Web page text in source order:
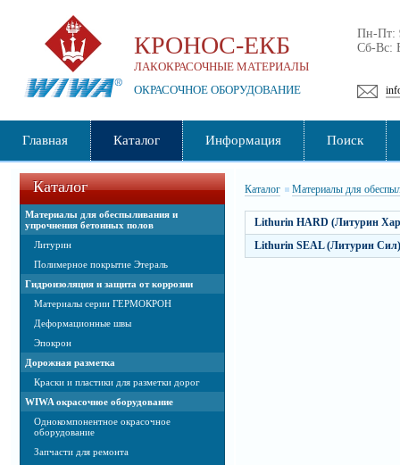
КРОНОС-ЕКБ
ЛАКОКРАСОЧНЫЕ МАТЕРИАЛЫ
ОКРАСОЧНОЕ ОБОРУДОВАНИЕ
Пн-Пт:
Сб-Вс:
Главная Каталог Информация Поиск
Каталог
Материалы для обеспыливания и
упрочнения бетонных полов
Литурин
Полимерное покрытие Этераль
Гидроизоляция и защита от коррозии
Материалы серии ГЕРМОКРОН
Деформационные швы
Эпокрон
Дорожная разметка
Краски и пластики для разметки дорог
WIWA окрасочное оборудование
Однокомпонентное окрасочное
оборудование
Запчасти для ремонта
Каталог Материалы для
Lithurin HARD (Литурин
Lithurin SEAL (Литурин Сил)